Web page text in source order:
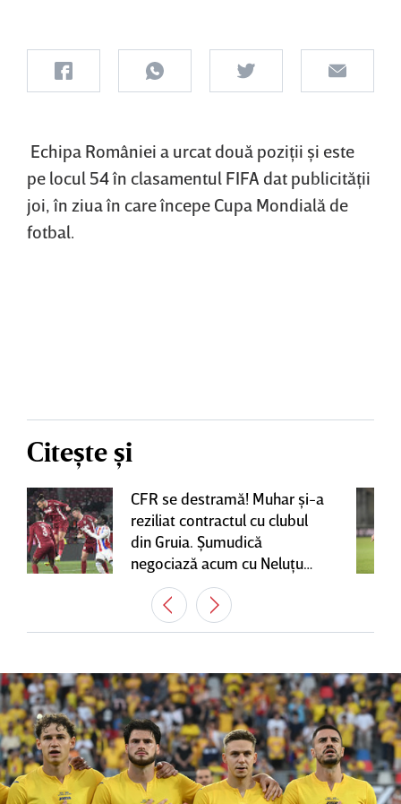
Echipa României a urcat două poziţii şi este
pe locul 54 în clasamentul FIFA dat publicităţii
joi, în ziua în care începe Cupa Mondială de
fotbal.
Citește și
CFR se destramă! Muhar şi-a
reziliat contractul cu clubul
din Gruia. Şumudică
negociază acum cu Neluţu
Varga, care mai are o
variantă pentru banca tehnică
| EXCLUSIV